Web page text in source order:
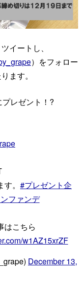
イートし、
）をフォロー
ます。
レゼント！?
。 #プレゼント企
ファンデ
はこちら
w1AZ15xrZF
December 13,